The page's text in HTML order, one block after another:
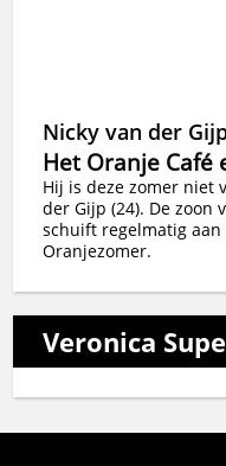
Nicky van der
Het Oranje Café
Hij is deze zomer niet
der Gijp (24). De zoon
schuift regelmatig aan
Oranjezomer.
Veronica